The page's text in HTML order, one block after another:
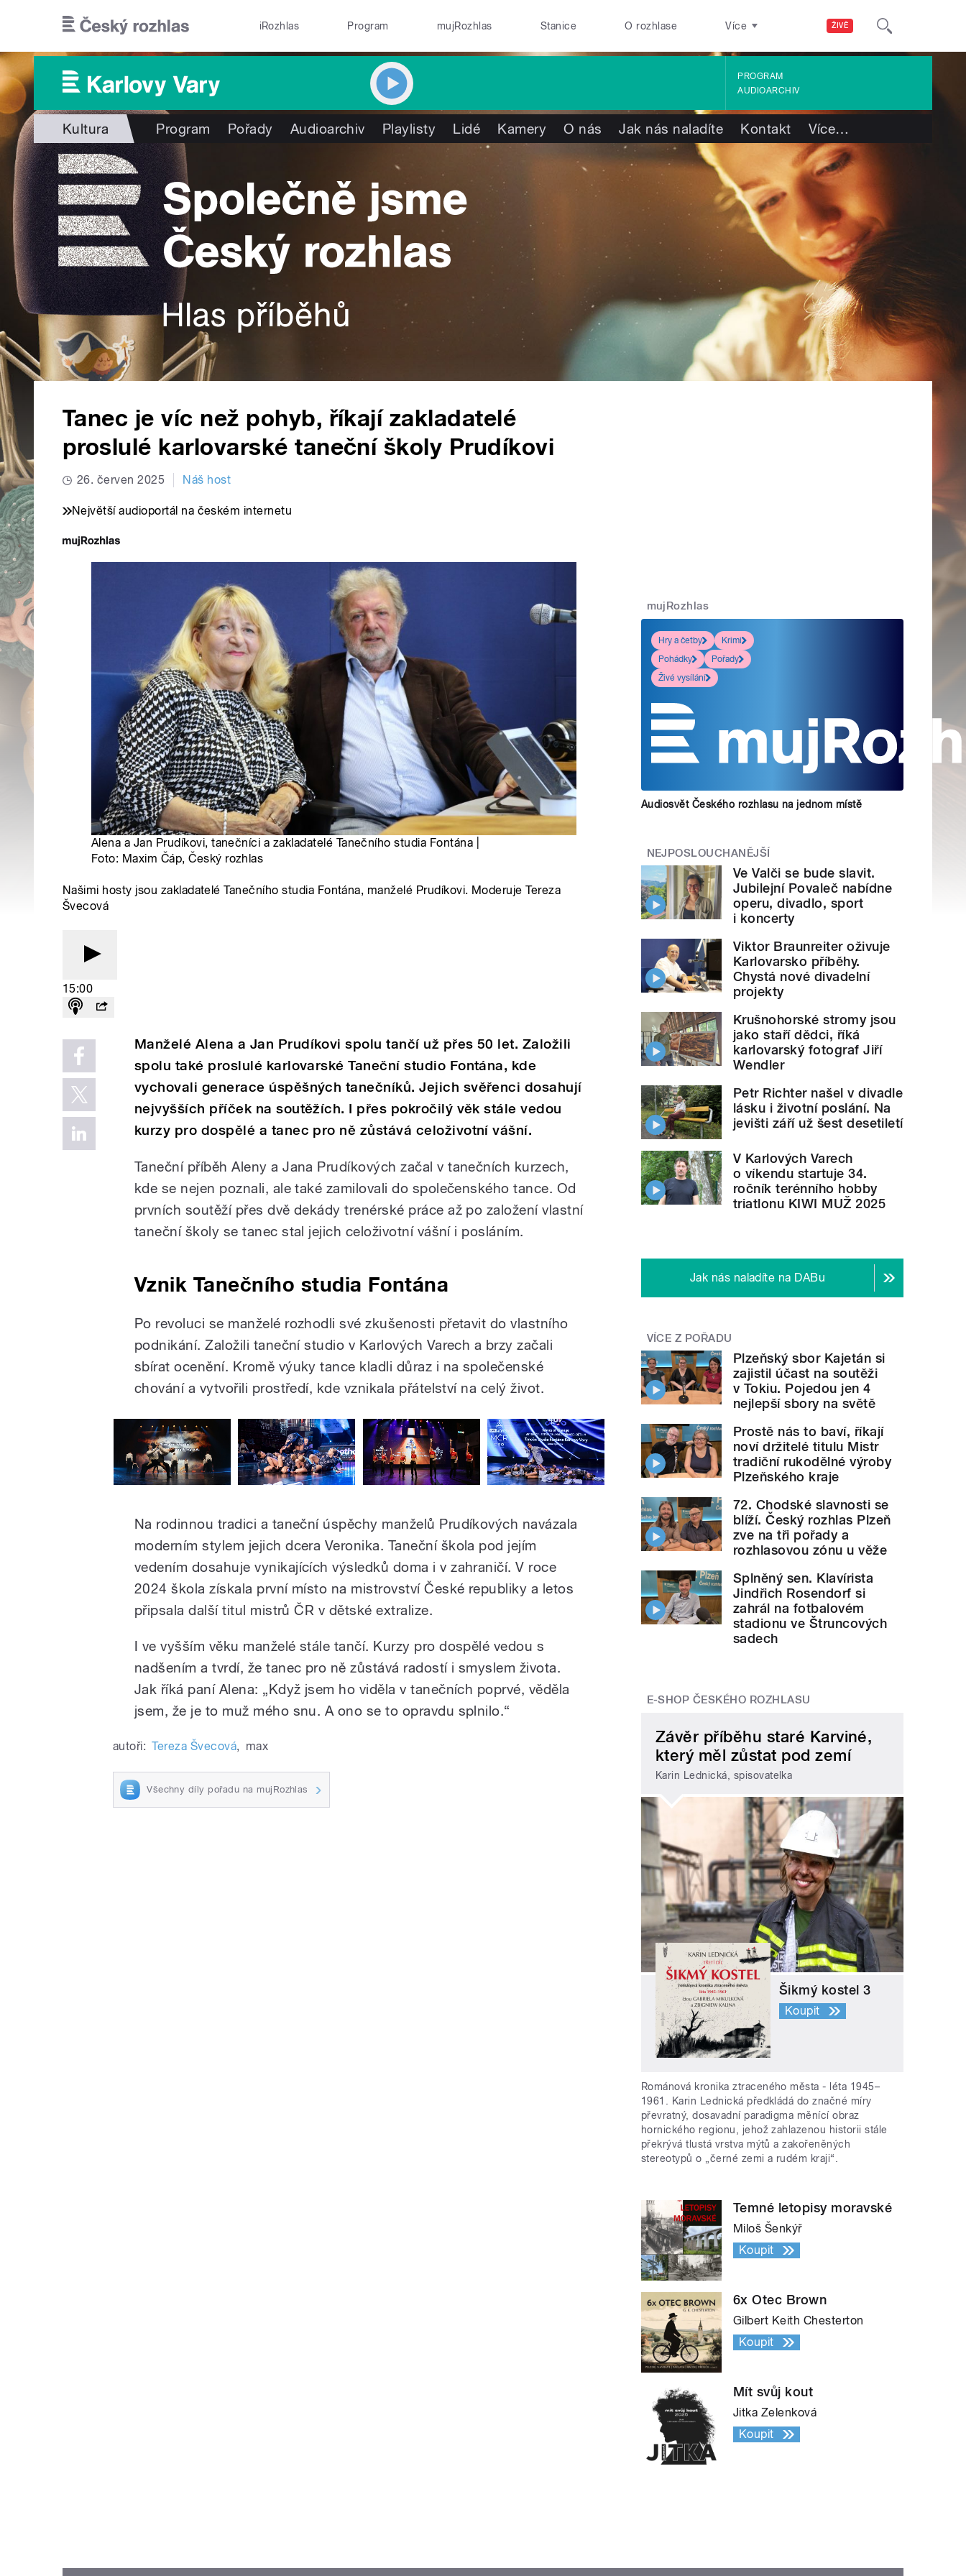
ŽIVĚ
iRozhlas Program mujRozhlas Stanice O rozhlase Více
PROGRAM
AUDIOARCHIV
Kultura Program Pořady Audioarchiv Playlisty Lidé Kamery O nás Jak nás naladíte Kontakt Více…
Tanec je víc než pohyb, říkají zakladatelé
proslulé karlovarské taneční školy Prudíkovi
26. červen 2025 Náš host
Největší audioportál na českém internetu
Alena a Jan Prudíkovi, tanečníci a zakladatelé Tanečního studia Fontána |
Foto: Maxim Čáp, Český rozhlas
Našimi hosty jsou zakladatelé Tanečního studia Fontána, manželé Prudíkovi. Moderuje Tereza
Švecová
15:00
Manželé Alena a Jan Prudíkovi spolu tančí už přes 50 let. Založili
spolu také proslulé karlovarské Taneční studio Fontána, kde
vychovali generace úspěšných tanečníků. Jejich svěřenci dosahují
nejvyšších příček na soutěžích. I přes pokročilý věk stále vedou
kurzy pro dospělé a tanec pro ně zůstává celoživotní vášní.
Taneční příběh Aleny a Jana Prudíkových začal v tanečních kurzech,
kde se nejen poznali, ale také zamilovali do společenského tance. Od
prvních soutěží přes dvě dekády trenérské práce až po založení vlastní
taneční školy se tanec stal jejich celoživotní vášní i posláním.
Vznik Tanečního studia Fontána
Po revoluci se manželé rozhodli své zkušenosti přetavit do vlastního
podnikání. Založili taneční studio v Karlových Varech a brzy začali
sbírat ocenění. Kromě výuky tance kladli důraz i na společenské
chování a vytvořili prostředí, kde vznikala přátelství na celý život.
Na rodinnou tradici a taneční úspěchy manželů Prudíkových navázala
moderním stylem jejich dcera Veronika. Taneční škola pod jejím
vedením dosahuje vynikajících výsledků doma i v zahraničí. V roce
2024 škola získala první místo na mistrovství České republiky a letos
připsala další titul mistrů ČR v dětské extralize.
I ve vyšším věku manželé stále tančí. Kurzy pro dospělé vedou s
nadšením a tvrdí, že tanec pro ně zůstává radostí i smyslem života.
Jak říká paní Alena: „Když jsem ho viděla v tanečních poprvé, věděla
jsem, že je to muž mého snu. A ono se to opravdu splnilo.“
autoři: Tereza Švecová, max
Všechny díly pořadu na mujRozhlas
mujRozhlas
Hry a četby
Krimi
Pohádky
Pořady
Živé vysílání
Audiosvět Českého rozhlasu na jednom místě
NEJPOSLOUCHANĚJŠÍ
Ve Valči se bude slavit.
Jubilejní Povaleč nabídne
operu, divadlo, sport
i koncerty
Viktor Braunreiter oživuje
Karlovarsko příběhy.
Chystá nové divadelní
projekty
Krušnohorské stromy jsou
jako staří dědci, říká
karlovarský fotograf Jiří
Wendler
Petr Richter našel v divadle
lásku i životní poslání. Na
jevišti září už šest desetiletí
V Karlových Varech
o víkendu startuje 34.
ročník terénního hobby
triatlonu KIWI MUŽ 2025
Jak nás naladíte na DABu
VÍCE Z POŘADU
Plzeňský sbor Kajetán si
zajistil účast na soutěži
v Tokiu. Pojedou jen 4
nejlepší sbory na světě
Prostě nás to baví, říkají
noví držitelé titulu Mistr
tradiční rukodělné výroby
Plzeňského kraje
72. Chodské slavnosti se
blíží. Český rozhlas Plzeň
zve na tři pořady a
rozhlasovou zónu u věže
Splněný sen. Klavírista
Jindřich Rosendorf si
zahrál na fotbalovém
stadionu ve Štruncových
sadech
E-SHOP ČESKÉHO ROZHLASU
Závěr příběhu staré Karviné,
který měl zůstat pod zemí
Karin Lednická, spisovatelka
Šikmý kostel 3
Koupit
Románová kronika ztraceného města - léta 1945–
1961. Karin Lednická předkládá do značné míry
převratný, dosavadní paradigma měnící obraz
hornického regionu, jehož zahlazenou historii stále
překrývá tlustá vrstva mýtů a zakořeněných
stereotypů o „černé zemi a rudém kraji“.
Temné letopisy moravské
Miloš Šenkýř
Koupit
6x Otec Brown
Gilbert Keith Chesterton
Koupit
Mít svůj kout
Jitka Zelenková
Koupit